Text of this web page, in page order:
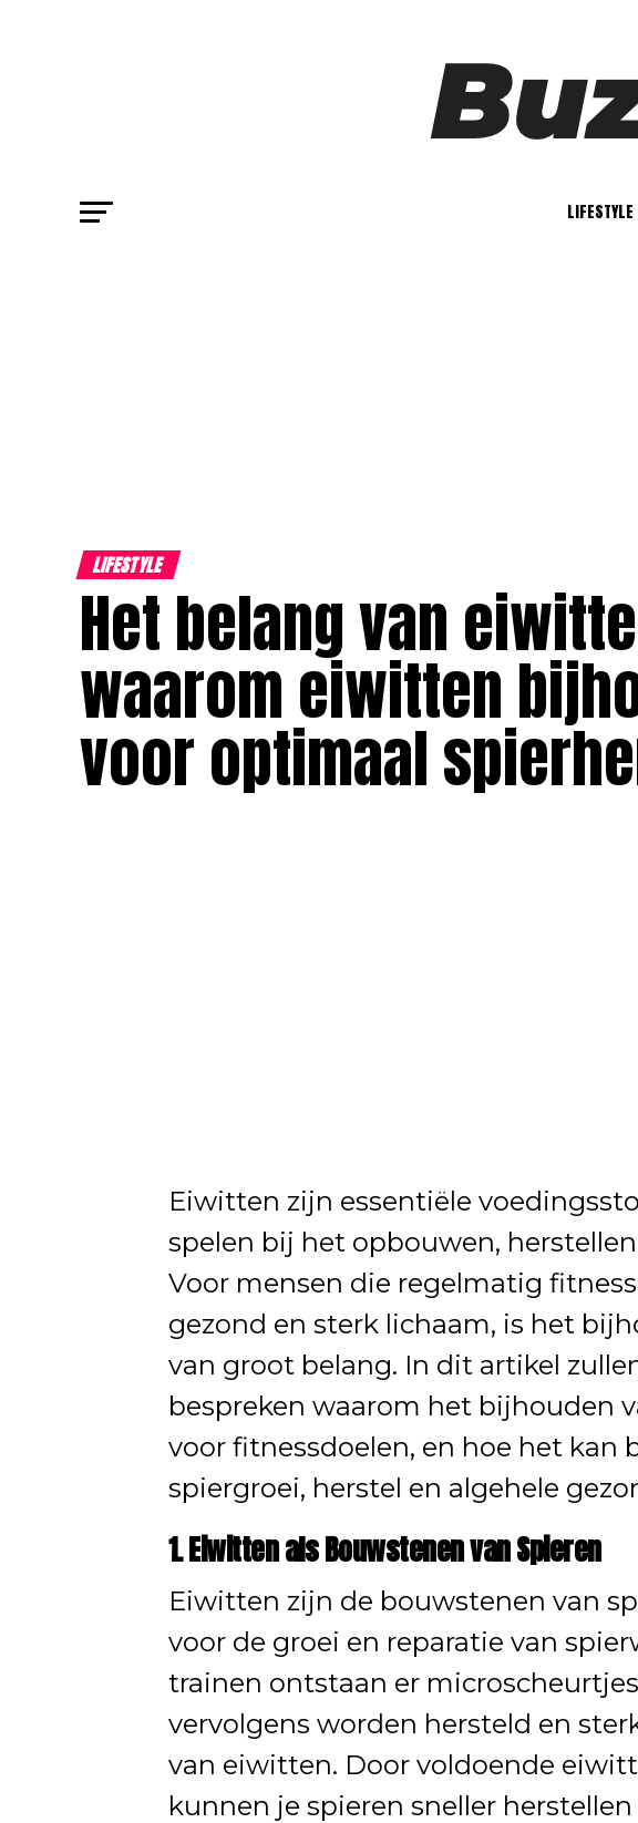
LIFESTYLE
LIFESTYLE
Het belang van
waarom eiwitten
voor optimaal
Eiwitten zijn essentiële
spelen bij het opbouwen,
Voor mensen die regelmatig
gezond en sterk lichaam, is het
van groot belang. In dit artikel
bespreken waarom het bijhouden
voor fitnessdoelen, en hoe het kan
spiergroei, herstel en algehele
1. Eiwitten als Bouwstenen van Spieren
Eiwitten zijn de bouwstenen van
voor de groei en reparatie van
trainen ontstaan er
vervolgens worden hersteld en
van eiwitten. Door voldoende
kunnen je spieren sneller